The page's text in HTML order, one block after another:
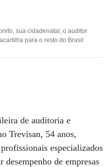
sua cidadenatal, o auditor
para o resto do Brasil
de auditoria e
Trevisan, 54 anos,
especializados
de empresas